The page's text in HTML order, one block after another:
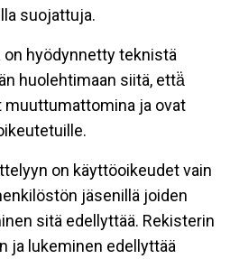
suojattuja.
hyödynnetty teknistä
huolehtimaan siitä, että̈
ja ovat
on käyttöoikeudet vain
jäsenillä joiden
sitä edellyttää. Rekisterin
ja lukeminen edellyttää